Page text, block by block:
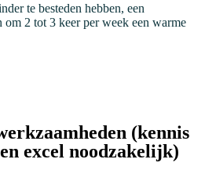
te besteden hebben, een
om 2 tot 3 keer per week een warme
(kennis
excel noodzakelijk)